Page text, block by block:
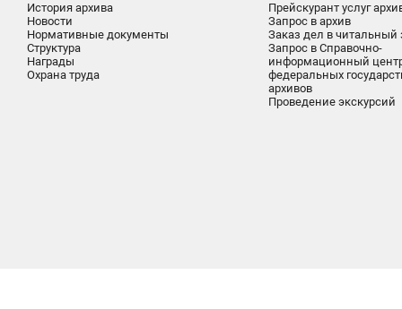
История архива
Новости
Нормативные документы
Структура
Награды
Охрана труда
Прейскурант услуг
Запрос в архив
Заказ дел в читальный
Запрос в Справочно-
информационный
федеральных
архивов
Проведение экскурсий